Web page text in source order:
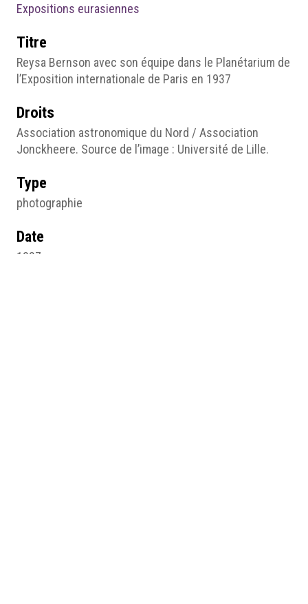
Expositions eurasiennes
Titre
Reysa Bernson avec son équipe dans le Planétarium de
l’Exposition internationale de Paris en 1937
Droits
Association astronomique du Nord / Association
Jonckheere. Source de l’image : Université de Lille.
Type
photographie
Date
1937